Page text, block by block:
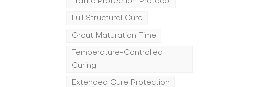
Traffic Protection Protocol
Full Structural Cure
Grout Maturation Time
Temperature-Controlled
Curing
Extended Cure Protection